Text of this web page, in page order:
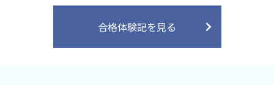
合格体験記を見る